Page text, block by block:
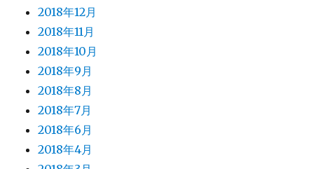
2018年12月
2018年11月
2018年10月
2018年9月
2018年8月
2018年7月
2018年6月
2018年4月